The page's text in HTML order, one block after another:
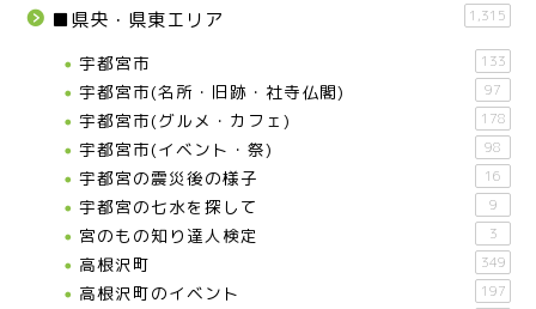
■県央・県東エリア 1,315
宇都宮市 133
宇都宮市(名所・旧跡・社寺仏閣) 97
宇都宮市(グルメ・カフェ) 178
宇都宮市(イベント・祭) 98
宇都宮の震災後の様子 16
宇都宮の七水を探して 9
宮のもの知り達人検定 3
高根沢町 349
高根沢町のイベント 197